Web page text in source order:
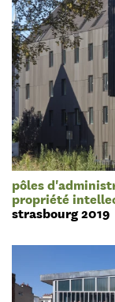
pôles
propriété
strasbourg 2019